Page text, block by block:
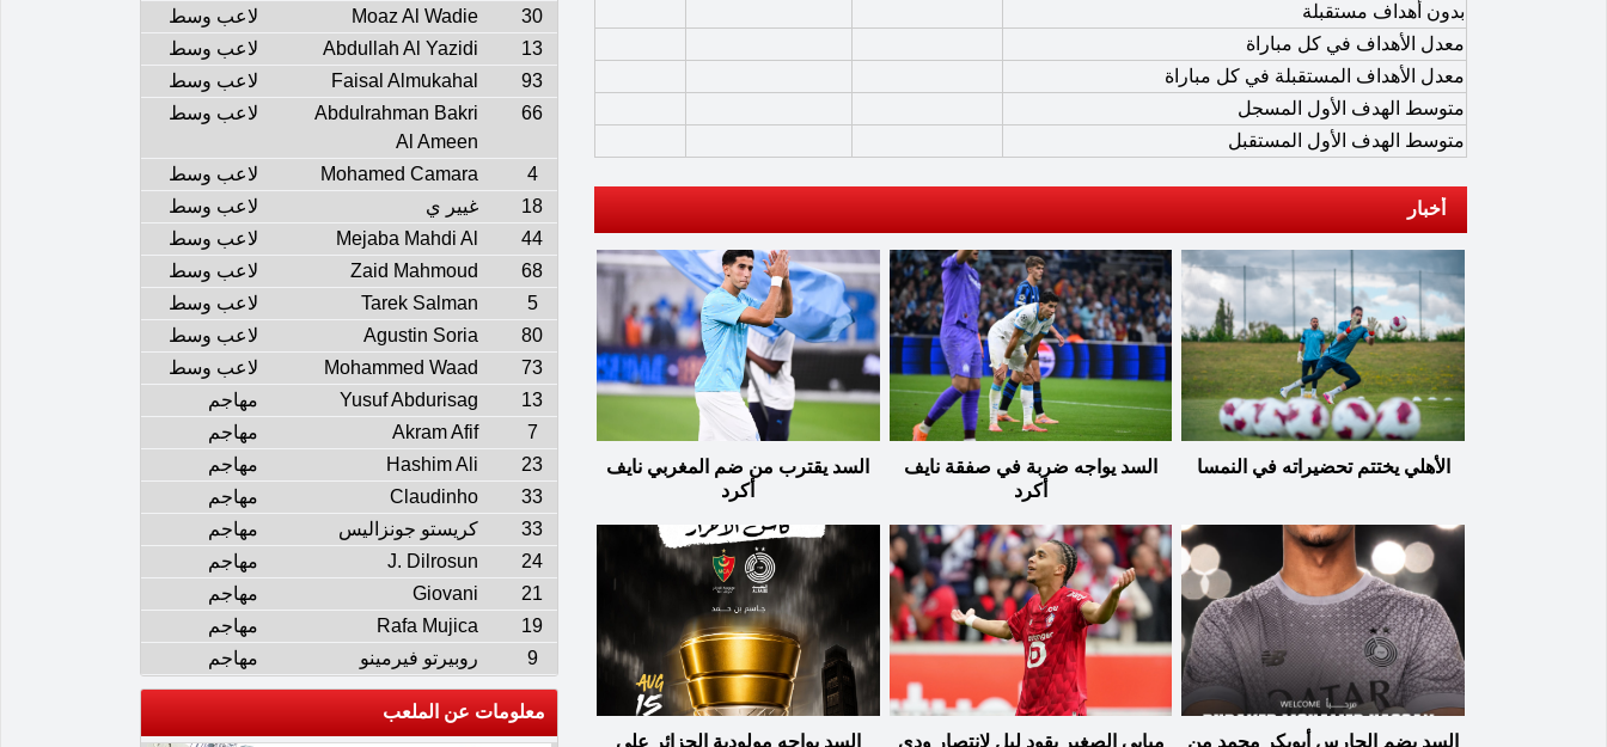
بدون أهداف مستقبلة
معدل الأهداف في كل مباراة
معدل الأهداف المستقبلة في كل مباراة
متوسط الهدف الأول المسجل
متوسط الهدف الأول المستقبل
أخبار
الأهلي يختتم تحضيراته في النمسا
السد يواجه ضربة في صفقة نايف
أكرد
السد يقترب من ضم المغربي نايف
أكرد
السد يضم الحارس أبوبكر محمد من
مبابي الصغير يقود ليل لانتصار ودي
السد يواجه مولودية الجزائر على
30
Moaz Al Wadie
لاعب وسط
13
Abdullah Al Yazidi
لاعب وسط
93
Faisal Almukahal
لاعب وسط
66
Abdulrahman Bakri
Al Ameen
لاعب وسط
4
Mohamed Camara
لاعب وسط
18
غيير ي
لاعب وسط
44
Mejaba Mahdi Al
لاعب وسط
68
Zaid Mahmoud
لاعب وسط
5
Tarek Salman
لاعب وسط
80
Agustin Soria
لاعب وسط
73
Mohammed Waad
لاعب وسط
13
Yusuf Abdurisag
مهاجم
7
Akram Afif
مهاجم
23
Hashim Ali
مهاجم
33
Claudinho
مهاجم
33
كريستو جونزاليس
مهاجم
24
J. Dilrosun
مهاجم
21
Giovani
مهاجم
19
Rafa Mujica
مهاجم
9
روبيرتو فيرمينو مهاجم
معلومات عن الملعب